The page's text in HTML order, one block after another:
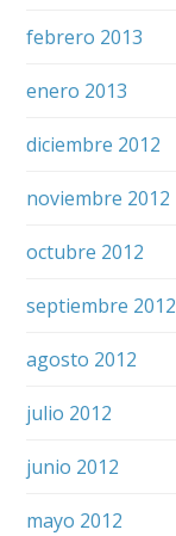
febrero 2013
enero 2013
diciembre 2012
noviembre 2012
octubre 2012
septiembre 2012
agosto 2012
julio 2012
junio 2012
mayo 2012